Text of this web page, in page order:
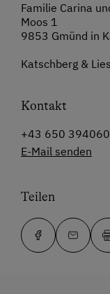
Familie Carina
Moos 1
9853 Gmünd in
Katschberg &
Kontakt
+43 650
E-Mail senden
Teilen